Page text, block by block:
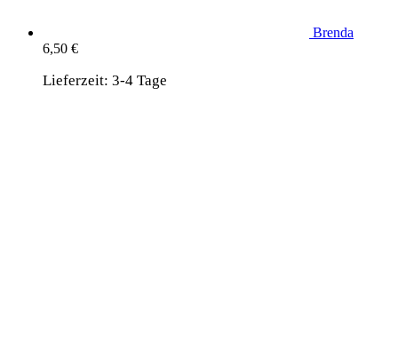
Brenda
6,50 €
Lieferzeit: 3-4 Tage